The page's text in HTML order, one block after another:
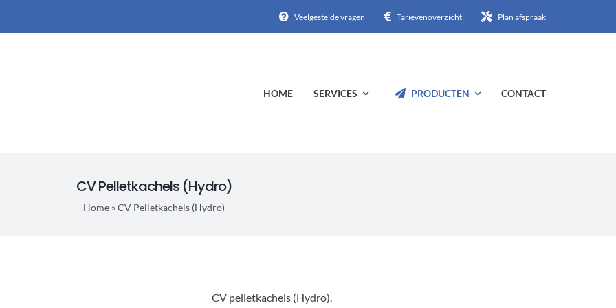
Veelgestelde vragen Tarievenoverzicht Plan afspraak
HOME SERVICES PRODUCTEN CONTACT
CV Pelletkachels (Hydro)
Home »CV Pelletkachels (Hydro)
CV pelletkachels (Hydro).